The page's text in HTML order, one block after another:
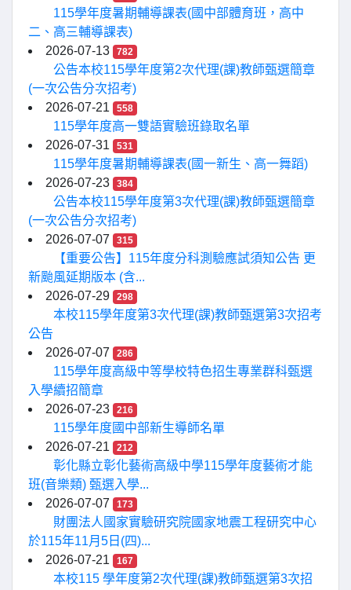
115學年度暑期輔導課表(國中部體育班，高中
二、高三輔導課表)
2026-07-13
782
公告本校115學年度第2次代理(課)教師甄選簡章
(一次公告分次招考)
2026-07-21
558
115學年度高一雙語實驗班錄取名單
2026-07-31
531
115學年度暑期輔導課表(國一新生、高一舞蹈)
2026-07-23
384
公告本校115學年度第3次代理(課)教師甄選簡章
(一次公告分次招考)
2026-07-07
315
【重要公告】115年度分科測驗應試須知公告 更
新颱風延期版本 (含...
2026-07-29
298
本校115學年度第3次代理(課)教師甄選第3次招考
公告
2026-07-07
286
115學年度高級中等學校特色招生專業群科甄選
入學續招簡章
2026-07-23
216
115學年度國中部新生導師名單
2026-07-21
212
彰化縣立彰化藝術高級中學115學年度藝術才能
班(音樂類) 甄選入學...
2026-07-07
173
財團法人國家實驗研究院國家地震工程研究中心
於115年11月5日(四)...
2026-07-21
167
本校115 學年度第2次代理(課)教師甄選第3次招